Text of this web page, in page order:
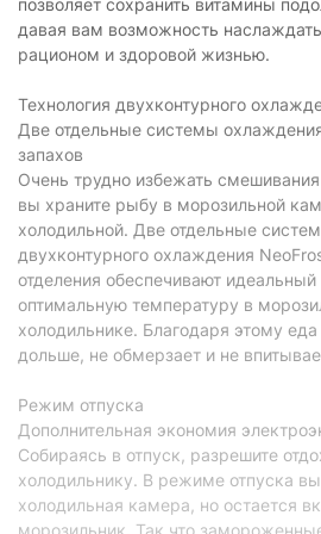
Класс энергопотребления: A++
Энергопотребление:
Управление
Тип управления:
Особенности
Внешний дисплей: есть
Перевешивание двери: есть
Сигнал открытой двери: есть
Холодильное отделение
Объем холодильной камеры
(полезный):
Система размораживания
холодильной камеры:
No
Суперохлаждение:
есть
позволяет сохранить витамины
давая вам возможность
рационом и здоровой жизнью.
Технология двухконтурного
Две отдельные системы
запахов
Очень трудно избежать
вы храните рыбу в морозильной
холодильной. Две отдельные
двухконтурного охлаждения
отделения обеспечивают идеальный
оптимальную температуру в
холодильнике. Благодаря этому
дольше, не обмерзает и не
Режим отпуска
Дополнительная экономия
Собираясь в отпуск, разрешите
холодильнику. В режиме отпуска
холодильная камера, но остается
морозильник. Так что